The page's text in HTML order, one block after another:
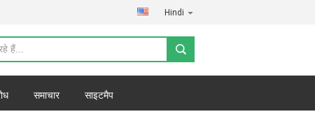
Hindi
समाचार साइटमैप